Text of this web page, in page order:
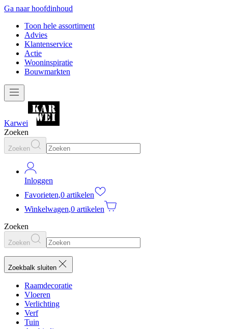
Ga naar hoofdinhoud
Toon hele assortiment
Advies
Klantenservice
Actie
Wooninspiratie
Bouwmarkten
Karwei
Zoeken
Zoeken
Inloggen
Favorieten,0 artikelen
Winkelwagen,0 artikelen
Zoeken
Zoeken
Zoekbalk sluiten
Raamdecoratie
Vloeren
Verlichting
Verf
Tuin